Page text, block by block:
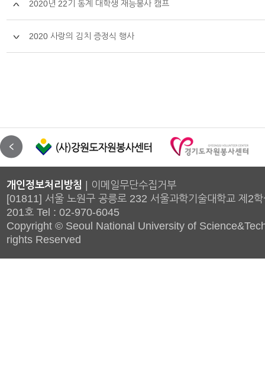
2020년 22기 동계 대학생 재능봉사 캠프
2020 사랑의 김치 증정식 행사
개인정보처리방침
이메일무단수집거부
[01811] 서울 노원구 공릉로 232 서울과학기술대학교 제2
201호 Tel : 02-970-6045
Copyright © Seoul National University of
rights Reserved